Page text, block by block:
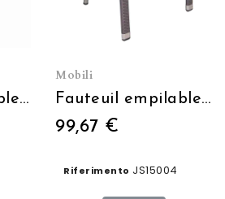
Fauteuil empilable MANATHAN
Mobili
Fauteuil empilable BEVERLEY
99,67 €
Riferimento JS15004